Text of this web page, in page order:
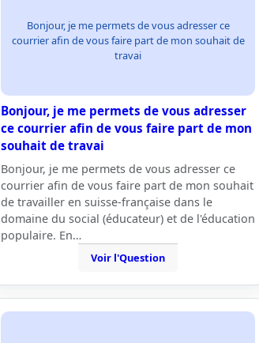
Bonjour, je me permets de vous adresser ce
courrier afin de vous faire part de mon souhait de
travai
Bonjour, je me permets de vous adresser
ce courrier afin de vous faire part de mon
souhait de travai
Bonjour, je me permets de vous adresser ce
courrier afin de vous faire part de mon souhait
de travailler en suisse-française dans le
domaine du social (éducateur) et de l'éducation
populaire. En…
Voir l'Question